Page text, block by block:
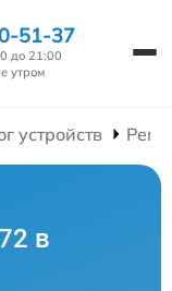
51-37
до 21:00
утром
устройств
в